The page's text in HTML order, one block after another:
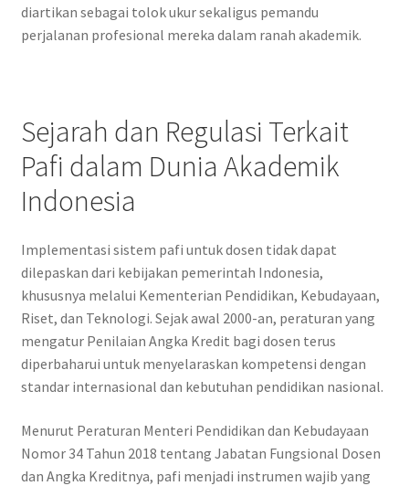
diartikan sebagai tolok ukur sekaligus pemandu
perjalanan profesional mereka dalam ranah akademik.
Sejarah dan Regulasi Terkait
Pafi dalam Dunia Akademik
Indonesia
Implementasi sistem pafi untuk dosen tidak dapat
dilepaskan dari kebijakan pemerintah Indonesia,
khususnya melalui Kementerian Pendidikan, Kebudayaan,
Riset, dan Teknologi. Sejak awal 2000-an, peraturan yang
mengatur Penilaian Angka Kredit bagi dosen terus
diperbaharui untuk menyelaraskan kompetensi dengan
standar internasional dan kebutuhan pendidikan nasional.
Menurut Peraturan Menteri Pendidikan dan Kebudayaan
Nomor 34 Tahun 2018 tentang Jabatan Fungsional Dosen
dan Angka Kreditnya, pafi menjadi instrumen wajib yang